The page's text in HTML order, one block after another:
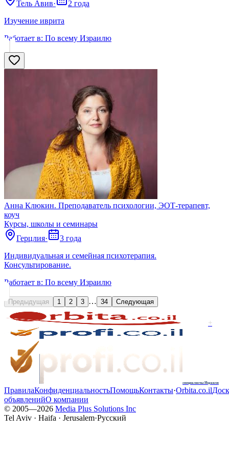
Тель Авив·
2 года
Изучение иврита
Работает в: По всему Израилю
Анна Клюкин. Преподаватель психологии, ЭОТ-терапевт,
коуч
Курсы, школы и семинары
Герцлия·
3 года
Индивидуальная и семейная психотерапия.
Консультирование.
Работает в: По всему Израилю
Предыдущая 1 2 3 … 34 Следующая
+
специалисты Израиля
ПравилаКонфиденциальностьПомощьКонтакты·Orbita.co.il
объявленийО компании
© 2005—2026 Media Plus Solutions Inc
Tel Aviv · Haifa · Jerusalem·Русский